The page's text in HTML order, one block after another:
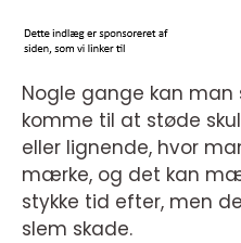
Nogle gange kan
komme til at støde
eller lignende, hvor
mærke, og det kan
stykke tid efter, men
slem skade.